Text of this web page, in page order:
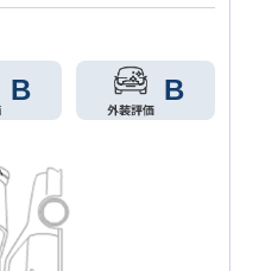
B B